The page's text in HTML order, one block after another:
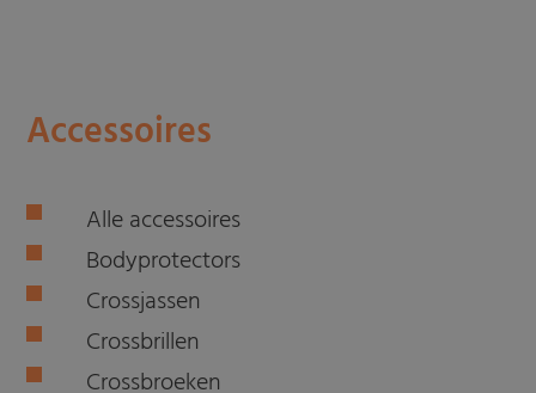
Accessoires
Alle accessoires
Bodyprotectors
Crossjassen
Crossbrillen
Crossbroeken